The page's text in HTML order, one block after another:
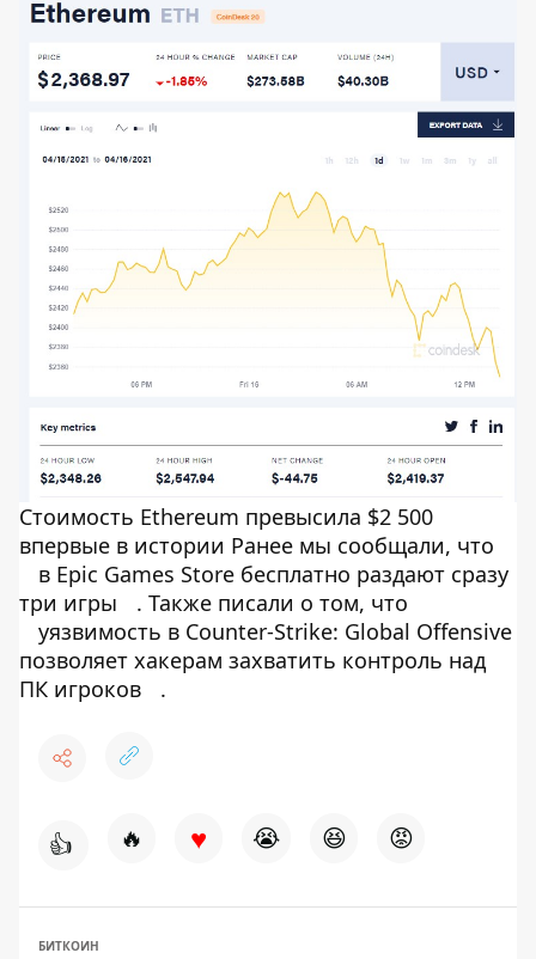
Стоимость Ethereum превысила $2 500
впервые в истории Ранее мы сообщали, что
в Epic Games Store бесплатно раздают сразу
три игры
. Также писали о том, что
уязвимость в Counter-Strike: Global Offensive
позволяет хакерам захватить контроль над
ПК игроков
.
👍 🔥 ♥ 😭 😆 😡
БИТКОИН